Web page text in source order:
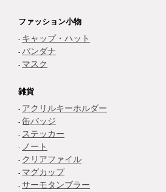
ファッション小物
キャップ・ハット
バンダナ
マスク
雑貨
アクリルキーホルダー
缶バッジ
ステッカー
ノート
クリアファイル
マグカップ
サーモタンブラー